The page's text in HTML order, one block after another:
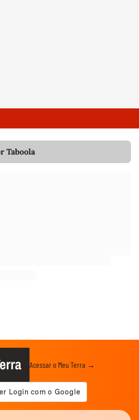
Taboola
Acessar o Meu Terra →